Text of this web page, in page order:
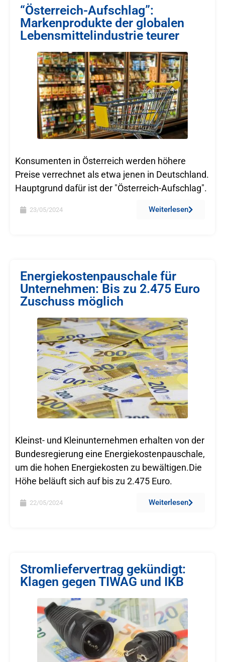
“Österreich-Aufschlag”:
Markenprodukte der globalen
Lebensmittelindustrie teurer
Konsumenten in Österreich werden höhere
Preise verrechnet als etwa jenen in Deutschland.
Hauptgrund dafür ist der "Österreich-Aufschlag".
23/05/2024 Weiterlesen
Energiekostenpauschale für
Unternehmen: Bis zu 2.475 Euro
Zuschuss möglich
Kleinst- und Kleinunternehmen erhalten von der
Bundesregierung eine Energiekostenpauschale,
um die hohen Energiekosten zu bewältigen.Die
Höhe beläuft sich auf bis zu 2.475 Euro.
22/05/2024 Weiterlesen
Stromliefervertrag gekündigt:
Klagen gegen TIWAG und IKB